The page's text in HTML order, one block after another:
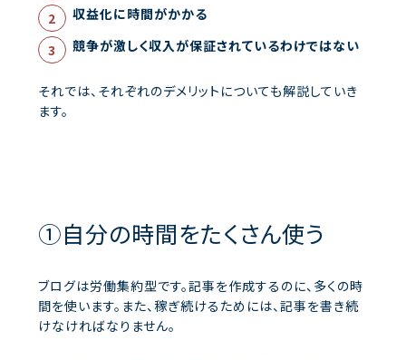
収益化に時間がかかる
競争が激しく収入が保証されているわけではない
それでは、それぞれのデメリットについても解説していき
ます。
①自分の時間をたくさん使う
ブログは労働集約型です。記事を作成するのに、多くの時
間を使います。また、稼ぎ続けるためには、記事を書き続
けなければなりません。